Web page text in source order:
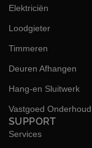
Elektriciën
Loodgieter
Timmeren
Deuren Afhangen
Hang-en Sluitwerk
Vastgoed Onderhoud
SUPPORT
Services